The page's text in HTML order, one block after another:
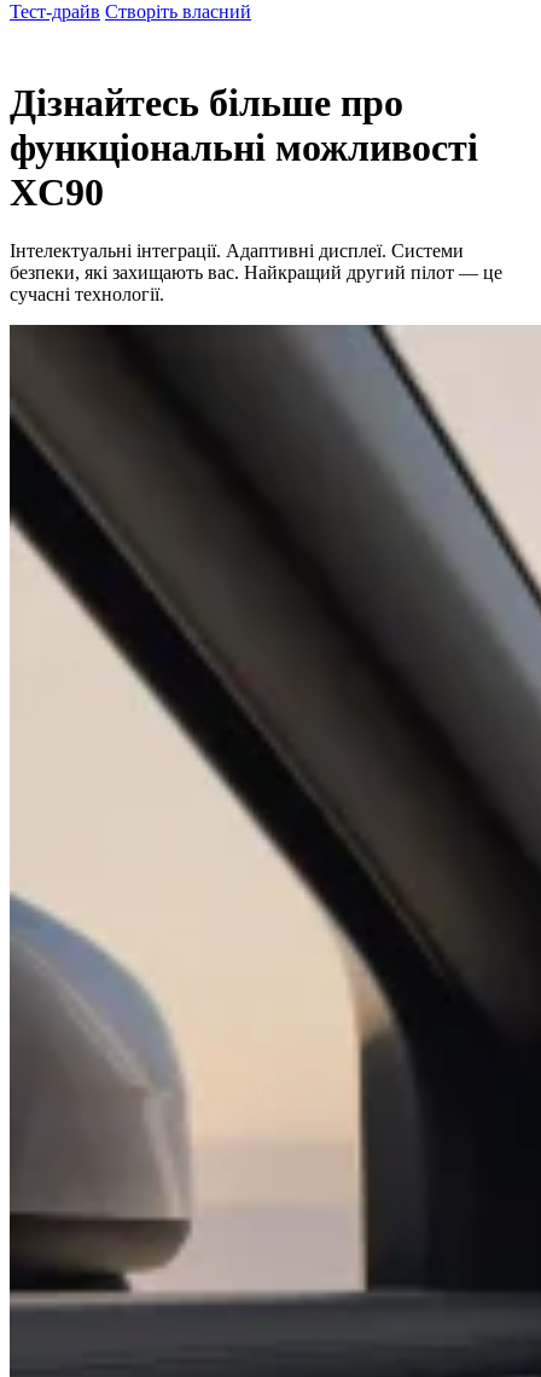
Тест-драйв Створіть власний
Дізнайтесь більше про
функціональні можливості
XC90
Інтелектуальні інтеграції. Адаптивні дисплеї. Системи
безпеки, які захищають вас. Найкращий другий пілот — це
cучасні технології.​